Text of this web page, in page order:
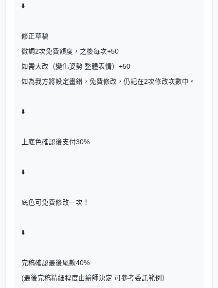
⬇️
修正草稿
微調2次免費額度，之後每次+50
如需大改（變化姿勢 整體表情）+50
如為我方將設定畫錯，免費修改，仍記在2次修改次數中。
⬇️
上底色確認後支付30%
⬇️
底色可免費修改一次！
⬇️
完稿確認最後尾款40%
(最後完稿精細程度由繪師決定 可參考委託範例）